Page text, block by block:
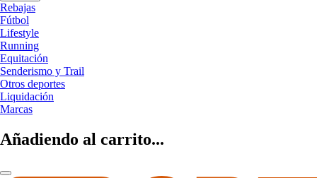
Rebajas
Fútbol
Lifestyle
Running
Equitación
Senderismo y Trail
Otros deportes
Liquidación
Marcas
Añadiendo al carrito...